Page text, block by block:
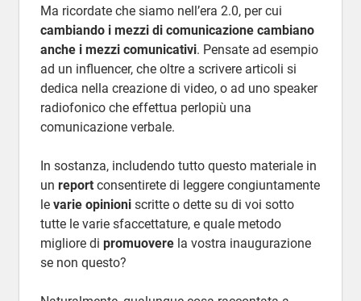
Ma ricordate che siamo nell’era 2.0, per cui
cambiando i mezzi di comunicazione cambiano
anche i mezzi comunicativi. Pensate ad esempio
ad un influencer, che oltre a scrivere articoli si
dedica nella creazione di video, o ad uno speaker
radiofonico che effettua perlopiù una
comunicazione verbale.
In sostanza, includendo tutto questo materiale in
un reportconsentirete di leggere congiuntamente
le varie opinioniscritte o dette su di voi sotto
tutte le varie sfaccettature, e quale metodo
migliore di promuoverela vostra inaugurazione
se non questo?